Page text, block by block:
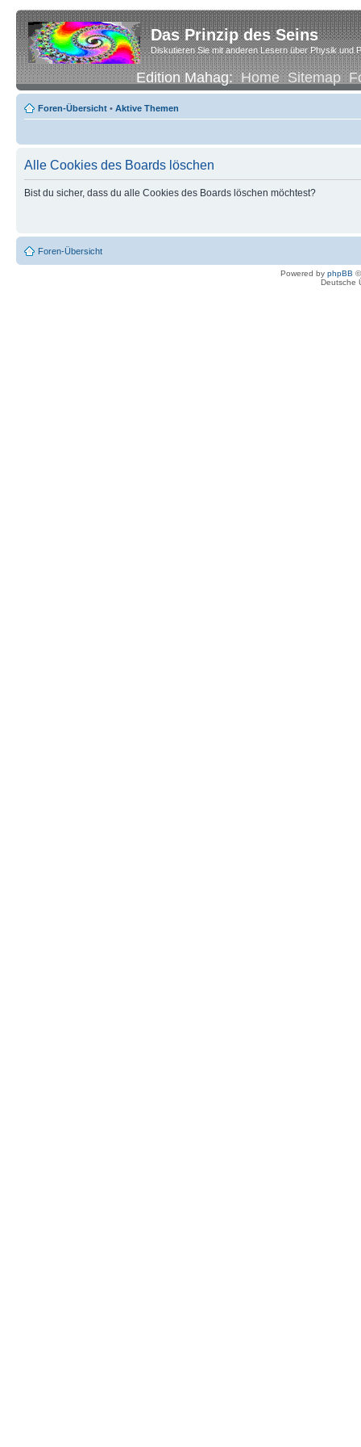
Das Prinzip des Seins
Diskutieren Sie mit anderen Lesern über Physik und
Edition Mahag:Home Sitemap
Foren-Übersicht • Aktive Themen
Alle Cookies des Boards löschen
Bist du sicher, dass du alle Cookies des Boards löschen möchtest?
Foren-Übersicht
Powered by phpBB
Deutsche